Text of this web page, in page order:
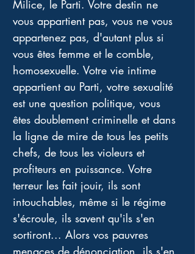
Milice, le Parti. Votre destin ne
vous appartient pas, vous ne vous
appartenez pas, d'autant plus si
vous êtes femme et le comble,
homosexuelle. Votre vie intime
appartient au Parti, votre sexualité
est une question politique, vous
êtes doublement criminelle et dans
la ligne de mire de tous les petits
chefs, de tous les violeurs et
profiteurs en puissance. Votre
terreur les fait jouir, ils sont
intouchables, même si le régime
s'écroule, ils savent qu'ils s'en
sortiront... Alors vos pauvres
menaces de dénonciation, ils s'en